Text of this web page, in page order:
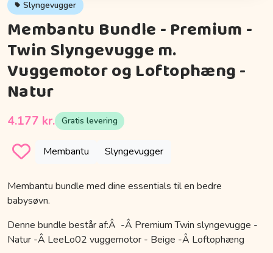
Slyngevugger
Membantu Bundle - Premium -
Twin Slyngevugge m.
Vuggemotor og Loftophæng -
Natur
4.177 kr. Gratis levering
Membantu Slyngevugger
Membantu bundle med dine essentials til en bedre
babysøvn.
Denne bundle består af:Â -Â Premium Twin slyngevugge -
Natur -Â LeeLo02 vuggemotor - Beige -Â Loftophæng